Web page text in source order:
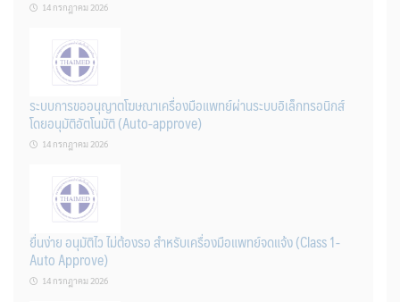
14 กรกฎาคม 2026
ระบบการขออนุญาตโฆษณาเครื่องมือแพทย์ผ่านระบบอิเล็กทรอนิกส์
โดยอนุมัติอัตโนมัติ (Auto-approve)
14 กรกฎาคม 2026
ยื่นง่าย อนุมัติไว ไม่ต้องรอ สำหรับเครื่องมือแพทย์จดแจ้ง (Class 1-
Auto Approve)
14 กรกฎาคม 2026